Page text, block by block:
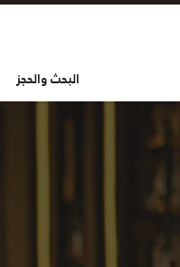
البحث والحجز